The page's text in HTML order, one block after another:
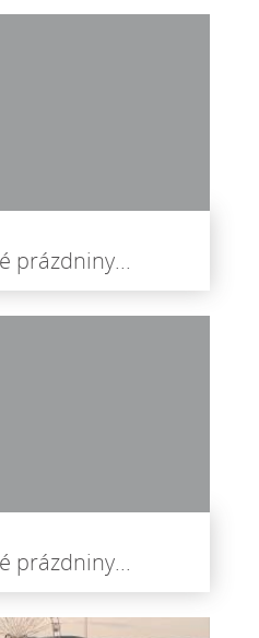
prázdniny...
prázdniny...